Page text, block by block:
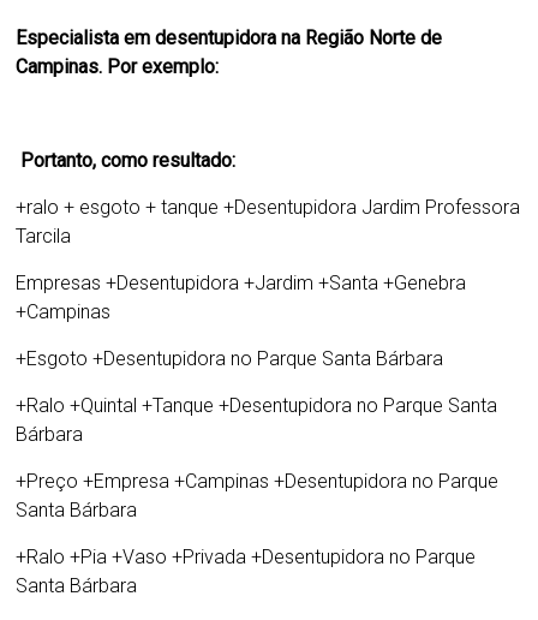
Especialista em desentupidora na Região Norte de
Campinas. Por exemplo:
Portanto, como resultado:
+ralo + esgoto + tanque +Desentupidora Jardim Professora
Tarcila
Empresas +Desentupidora +Jardim +Santa +Genebra
+Campinas
+Esgoto +Desentupidora no Parque Santa Bárbara
+Ralo +Quintal +Tanque +Desentupidora no Parque Santa
Bárbara
+Preço +Empresa +Campinas +Desentupidora no Parque
Santa Bárbara
+Ralo +Pia +Vaso +Privada +Desentupidora no Parque
Santa Bárbara